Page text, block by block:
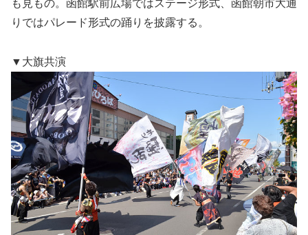
も見もの。函館駅前広場ではステージ形式、函館朝市大通
りではパレード形式の踊りを披露する。
▼大旗共演